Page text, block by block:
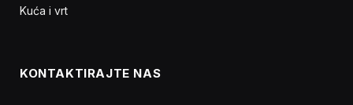
Kuća i vrt
KONTAKTIRAJTE NAS